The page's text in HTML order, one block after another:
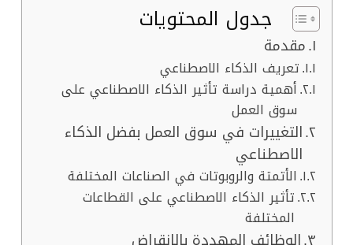
جدول المحتويات
مقدمة
تعريف الذكاء الاصطناعي
أهمية دراسة تأثير الذكاء الاصطناعي على
سوق العمل
التغييرات في سوق العمل بفضل الذكاء
الاصطناعي
الأتمتة والروبوتات في الصناعات المختلفة
تأثير الذكاء الاصطناعي على القطاعات
المختلفة